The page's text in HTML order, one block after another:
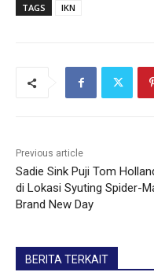
TAGS IKN
Previous article
Sadie Sink Puji Tom
di Lokasi Syuting Spider-
Brand New Day
BERITA TERKAIT